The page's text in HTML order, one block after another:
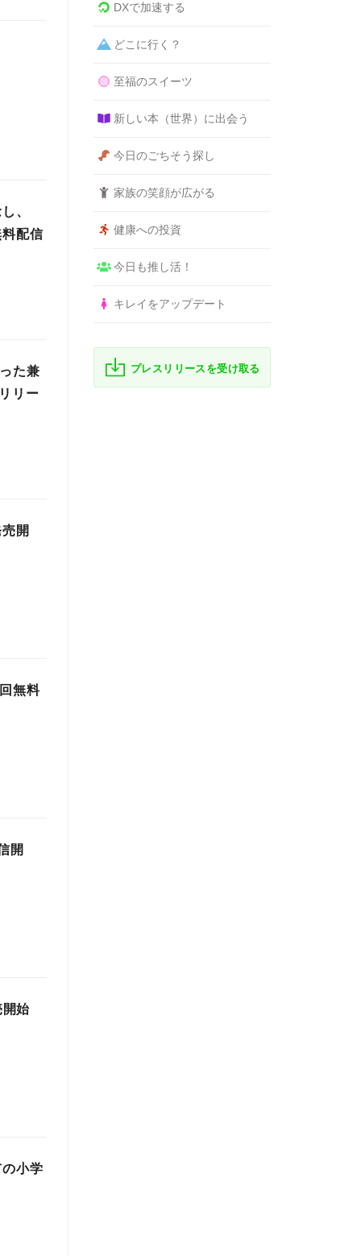
、
料配信
た兼
リー
開
無料
開
始
小学
DXで加速する
どこに行く？
至福のスイーツ
新しい本（世界）に出会う
今日のごちそう探し
家族の笑顔が広がる
健康への投資
今日も推し活！
キレイをアップデート
プレスリリースを受け取る